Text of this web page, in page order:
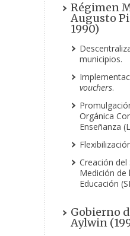
Régimen
Augusto
1990)
municipios.
vouchers.
Orgánica
Enseñanza
Creación del
Medición de
Educación
Gobierno
Aylwin